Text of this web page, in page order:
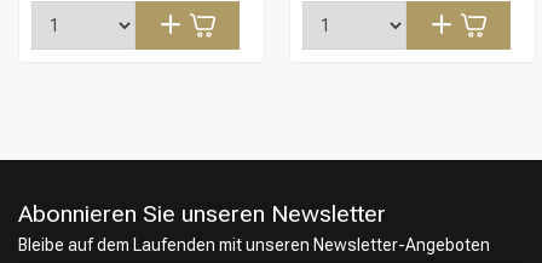
Abonnieren Sie unseren Newsletter
Bleibe auf dem Laufenden mit unseren Newsletter-Angeboten